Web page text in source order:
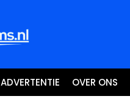
ADVERTENTIE OVER ONS